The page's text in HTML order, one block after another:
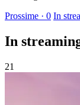
Prossime · 0 In
In
21